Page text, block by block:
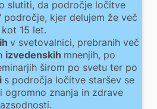
slutiti, da področje ločitve
področje, kjer delujem že več
kot 15 let.
v svetovalnici, prebranih več
izvedenskih mnenjih, po
širom po svetu ter po
s področja ločitve staršev se
ogromno znanja in zdrave